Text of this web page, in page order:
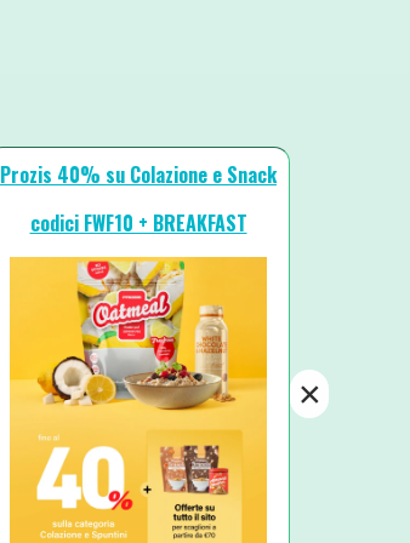
Prozis 40% su Colazione e Snack
codici FWF10 + BREAKFAST
×